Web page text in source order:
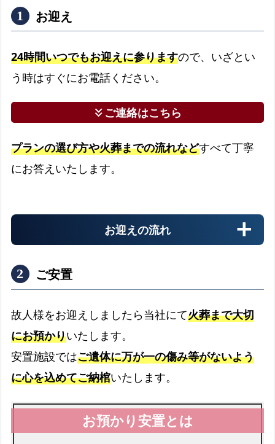
葬
場
屋
で
れ
る
葬
金
よ
く
る
質
問
と
お迎え
24時間いつでもお迎えに参りますので、いざとい
う時はすぐにお電話ください。
keyboard_double_arrow_downご連絡はこちら
プランの選び方や火葬までの流れなどすべて丁寧
にお答えいたします。
お迎えの流れ
病院
expand_more病院からのお迎え
介護施設
ご安置
故人様をお迎えしましたら当社にて火葬まで大切
にお預かりいたします。
安置施設ではご遺体に万が一の傷み等がないよう
に心を込めてご納棺いたします。